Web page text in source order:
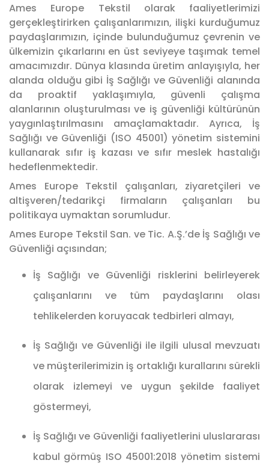
Ames Europe Tekstil olarak faaliyetlerimizi
gerçekleştirirken çalışanlarımızın, ilişki kurduğumuz
paydaşlarımızın, içinde bulunduğumuz çevrenin ve
ülkemizin çıkarlarını en üst seviyeye taşımak temel
amacımızdır. Dünya klasında üretim anlayışıyla, her
alanda olduğu gibi İş Sağlığı ve Güvenliği alanında
da proaktif yaklaşımıyla, güvenli çalışma
alanlarının oluşturulması ve iş güvenliği kültürünün
yaygınlaştırılmasını amaçlamaktadır. Ayrıca, İş
Sağlığı ve Güvenliği (ISO 45001) yönetim sistemini
kullanarak sıfır iş kazası ve sıfır meslek hastalığı
hedeflenmektedir.
Ames Europe Tekstil çalışanları, ziyaretçileri ve
altişveren/tedarikçi firmaların çalışanları bu
politikaya uymaktan sorumludur.
Ames Europe Tekstil San. ve Tic. A.Ş.’de İş Sağlığı ve
Güvenliği açısından;
İş Sağlığı ve Güvenliği risklerini belirleyerek
çalışanlarını ve tüm paydaşlarını olası
tehlikelerden koruyacak tedbirleri almayı,
İş Sağlığı ve Güvenliği ile ilgili ulusal mevzuatı
ve müşterilerimizin iş ortaklığı kurallarını sürekli
olarak izlemeyi ve uygun şekilde faaliyet
göstermeyi,
İş Sağlığı ve Güvenliği faaliyetlerini uluslararası
kabul görmüş ISO 45001:2018 yönetim sistemi